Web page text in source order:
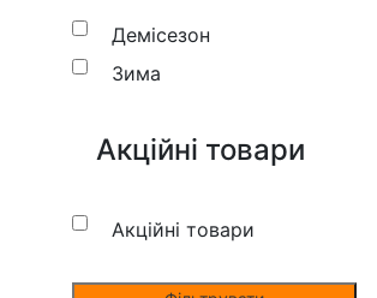
Демісезон
Зима
Акційні товари
Акційні товари